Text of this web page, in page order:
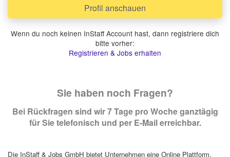
Profil anschauen
Wenn du noch keinen InStaff Account hast, dann registriere dich
bitte vorher:
Registrieren & Jobs erhalten
Sie haben noch Fragen?
Bei Rückfragen sind wir 7 Tage pro Woche ganztägig
für Sie telefonisch und per E-Mail erreichbar.
Die InStaff & Jobs GmbH bietet Unternehmen eine Online Plattform,